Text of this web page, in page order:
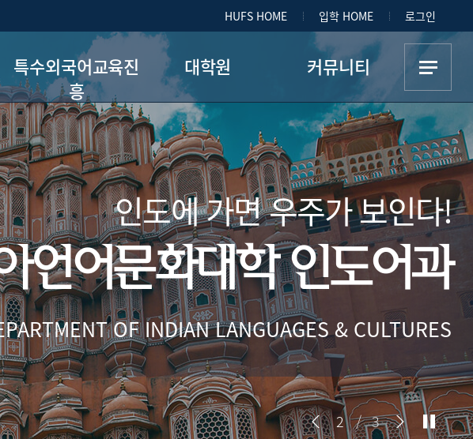
HUFS HOME 입학 HOME 로그인
특수외국어교육진
흥
프로그램
장학
대학원
학과소개
교수진 소개
전공별 교과과정
학석사연계과정
커뮤니티
공지사항
채용
자료실
갤러리
동영상
2 / 3
인도에 가면 우주가 보인다!
언어문화대학 인도어과
OF INDIAN LANGUAGES & CULTURES